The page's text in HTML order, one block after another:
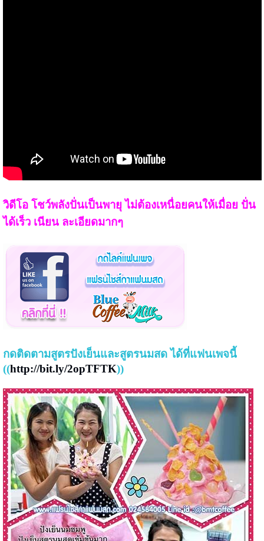
วิดีโอ โชว์พลังปั่นเป็นพายุ ไม่ต้องเหนื่อยคนให้เมื่อย ปั่น
ได้เร็ว เนียน ละเอียดมากๆ
กดติดตามสูตรปังเย็นและสูตรนมสด ได้ที่แฟนเพจนี้
((http://bit.ly/2opTFTK))